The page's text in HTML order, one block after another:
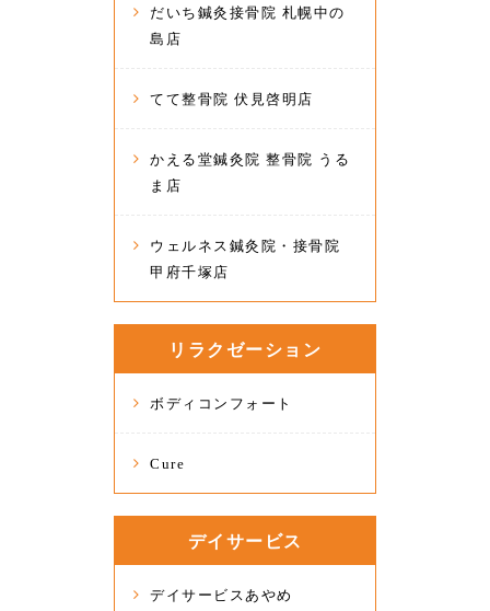
だいち鍼灸接骨院 札幌中の
島店
てて整骨院 伏見啓明店
かえる堂鍼灸院 整骨院 うる
ま店
ウェルネス鍼灸院・接骨院
甲府千塚店
リラクゼーション
ボディコンフォート
Cure
デイサービス
デイサービスあやめ